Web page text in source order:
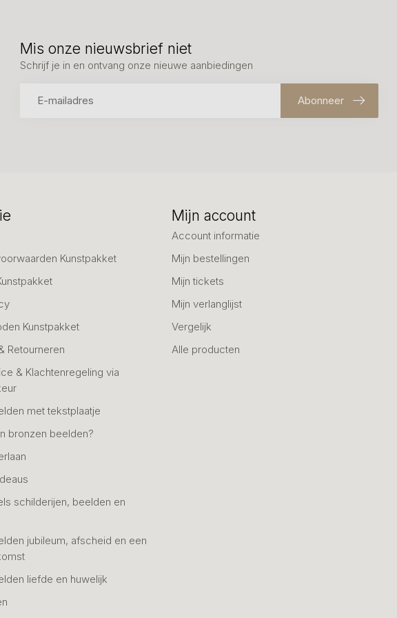
Mis onze nieuwsbrief niet
Schrijf je in en ontvang onze nieuwe aanbiedingen
Abonneer
Kunstpakket
Kunstpakket
Retourneren
& Klachtenregeling via
met tekstplaatje
bronzen beelden?
schilderijen, beelden en
jubileum, afscheid en een
liefde en huwelijk
Mijn account
Account informatie
Mijn bestellingen
Mijn tickets
Mijn verlanglijst
Vergelijk
Alle producten